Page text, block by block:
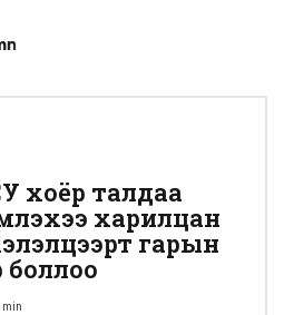
хоёр талдаа
харилцан
гарын
боллоо
min